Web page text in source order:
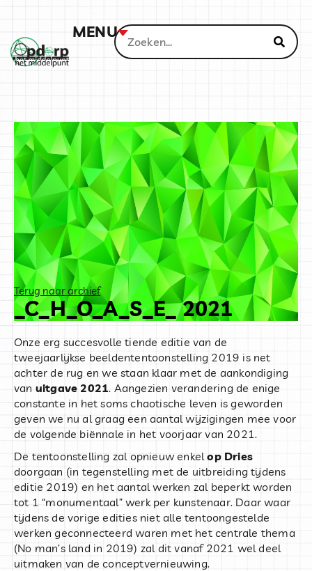
MENU
Terug naar archief
_C_H_O_A_S_E_ 2021
Onze erg succesvolle tiende editie van de
tweejaarlijkse beeldententoonstelling 2019 is net
achter de rug en we staan klaar met de aankondiging
van uitgave 2021. Aangezien verandering de enige
constante in het soms chaotische leven is geworden
geven we nu al graag een aantal wijzigingen mee voor
de volgende biënnale in het voorjaar van 2021.
De tentoonstelling zal opnieuw enkelop Dries
doorgaan (in tegenstelling met de uitbreiding tijdens
editie 2019) en het aantal werken zal beperkt worden
tot 1 “monumentaal” werk per kunstenaar. Daar waar
tijdens de vorige edities niet alle tentoongestelde
werken geconnecteerd waren met het centrale thema
(No man’s land in 2019) zal dit vanaf 2021 wel deel
uitmaken van de conceptvernieuwing.